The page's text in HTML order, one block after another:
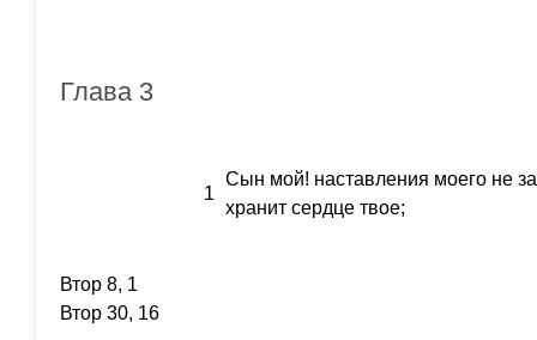
Глава 3
1
Сын мой! наставления моего не
хранит сердце твое;
Втор 8, 1
Втор 30, 16